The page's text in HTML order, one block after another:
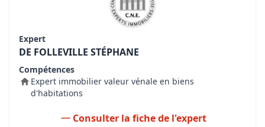
Expert
DE FOLLEVILLE STÉPHANE
Compétences
Expert immobilier valeur vénale en biens
d'habitations
Consulter la fiche de l'expert